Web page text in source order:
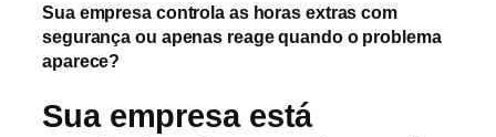
Sua empresa controla as horas extras com
segurança ou apenas reage quando o problema
aparece?
Sua empresa está